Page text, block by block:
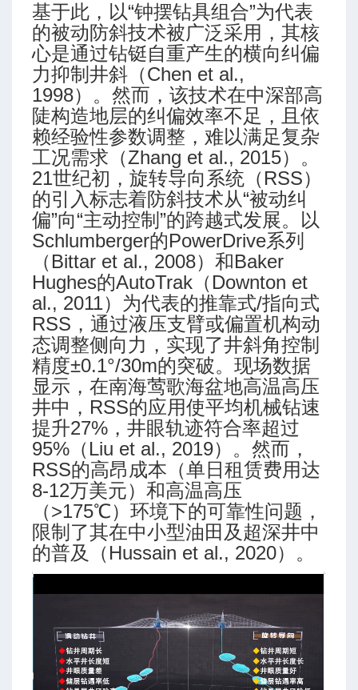
高级模式-三段式
高级模式-多靶三段式
高级模式-五段式
级模式-双增式
单模式-三段式
单模式-多靶三段式
简单模式-五段式
简单模式-双增式
(Martin Klempa)
基于此，以“钟摆钻具组合”为代表
的被动防斜技术被广泛采用，其核
心是通过钻铤自重产生的横向纠偏
力抑制井斜（Chen et al.,
1998）。然而，该技术在中深部高
陡构造地层的纠偏效率不足，且依
赖经验性参数调整，难以满足复杂
工况需求（Zhang et al., 2015）。
21世纪初，旋转导向系统（RSS）
的引入标志着防斜技术从“被动纠
偏”向“主动控制”的跨越式发展。以
Schlumberger的PowerDrive系列
（Bittar et al., 2008）和Baker
Hughes的AutoTrak（Downton et
al., 2011）为代表的推靠式/指向式
RSS，通过液压支臂或偏置机构动
态调整侧向力，实现了井斜角控制
精度±0.1°/30m的突破。现场数据
显示，在南海莺歌海盆地高温高压
井中，RSS的应用使平均机械钻速
提升27%，井眼轨迹符合率超过
95%（Liu et al., 2019）。然而，
RSS的高昂成本（单日租赁费用达
8-12万美元）和高温高压
（>175℃）环境下的可靠性问题，
限制了其在中小型油田及超深井中
的普及（Hussain et al., 2020）。